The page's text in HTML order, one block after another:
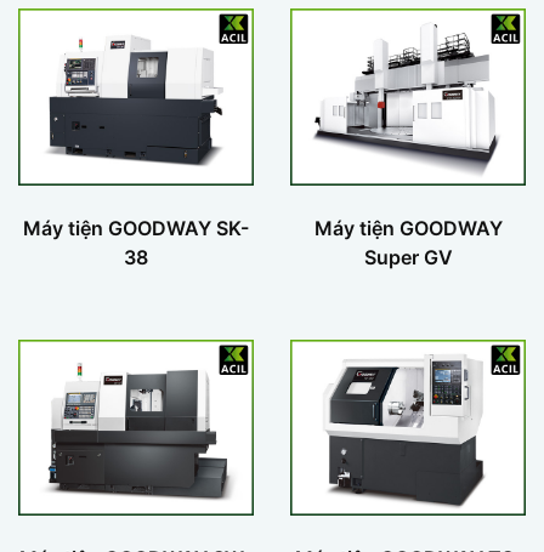
Máy tiện GOODWAY SK-
38
Máy tiện GOODWAY
Super GV